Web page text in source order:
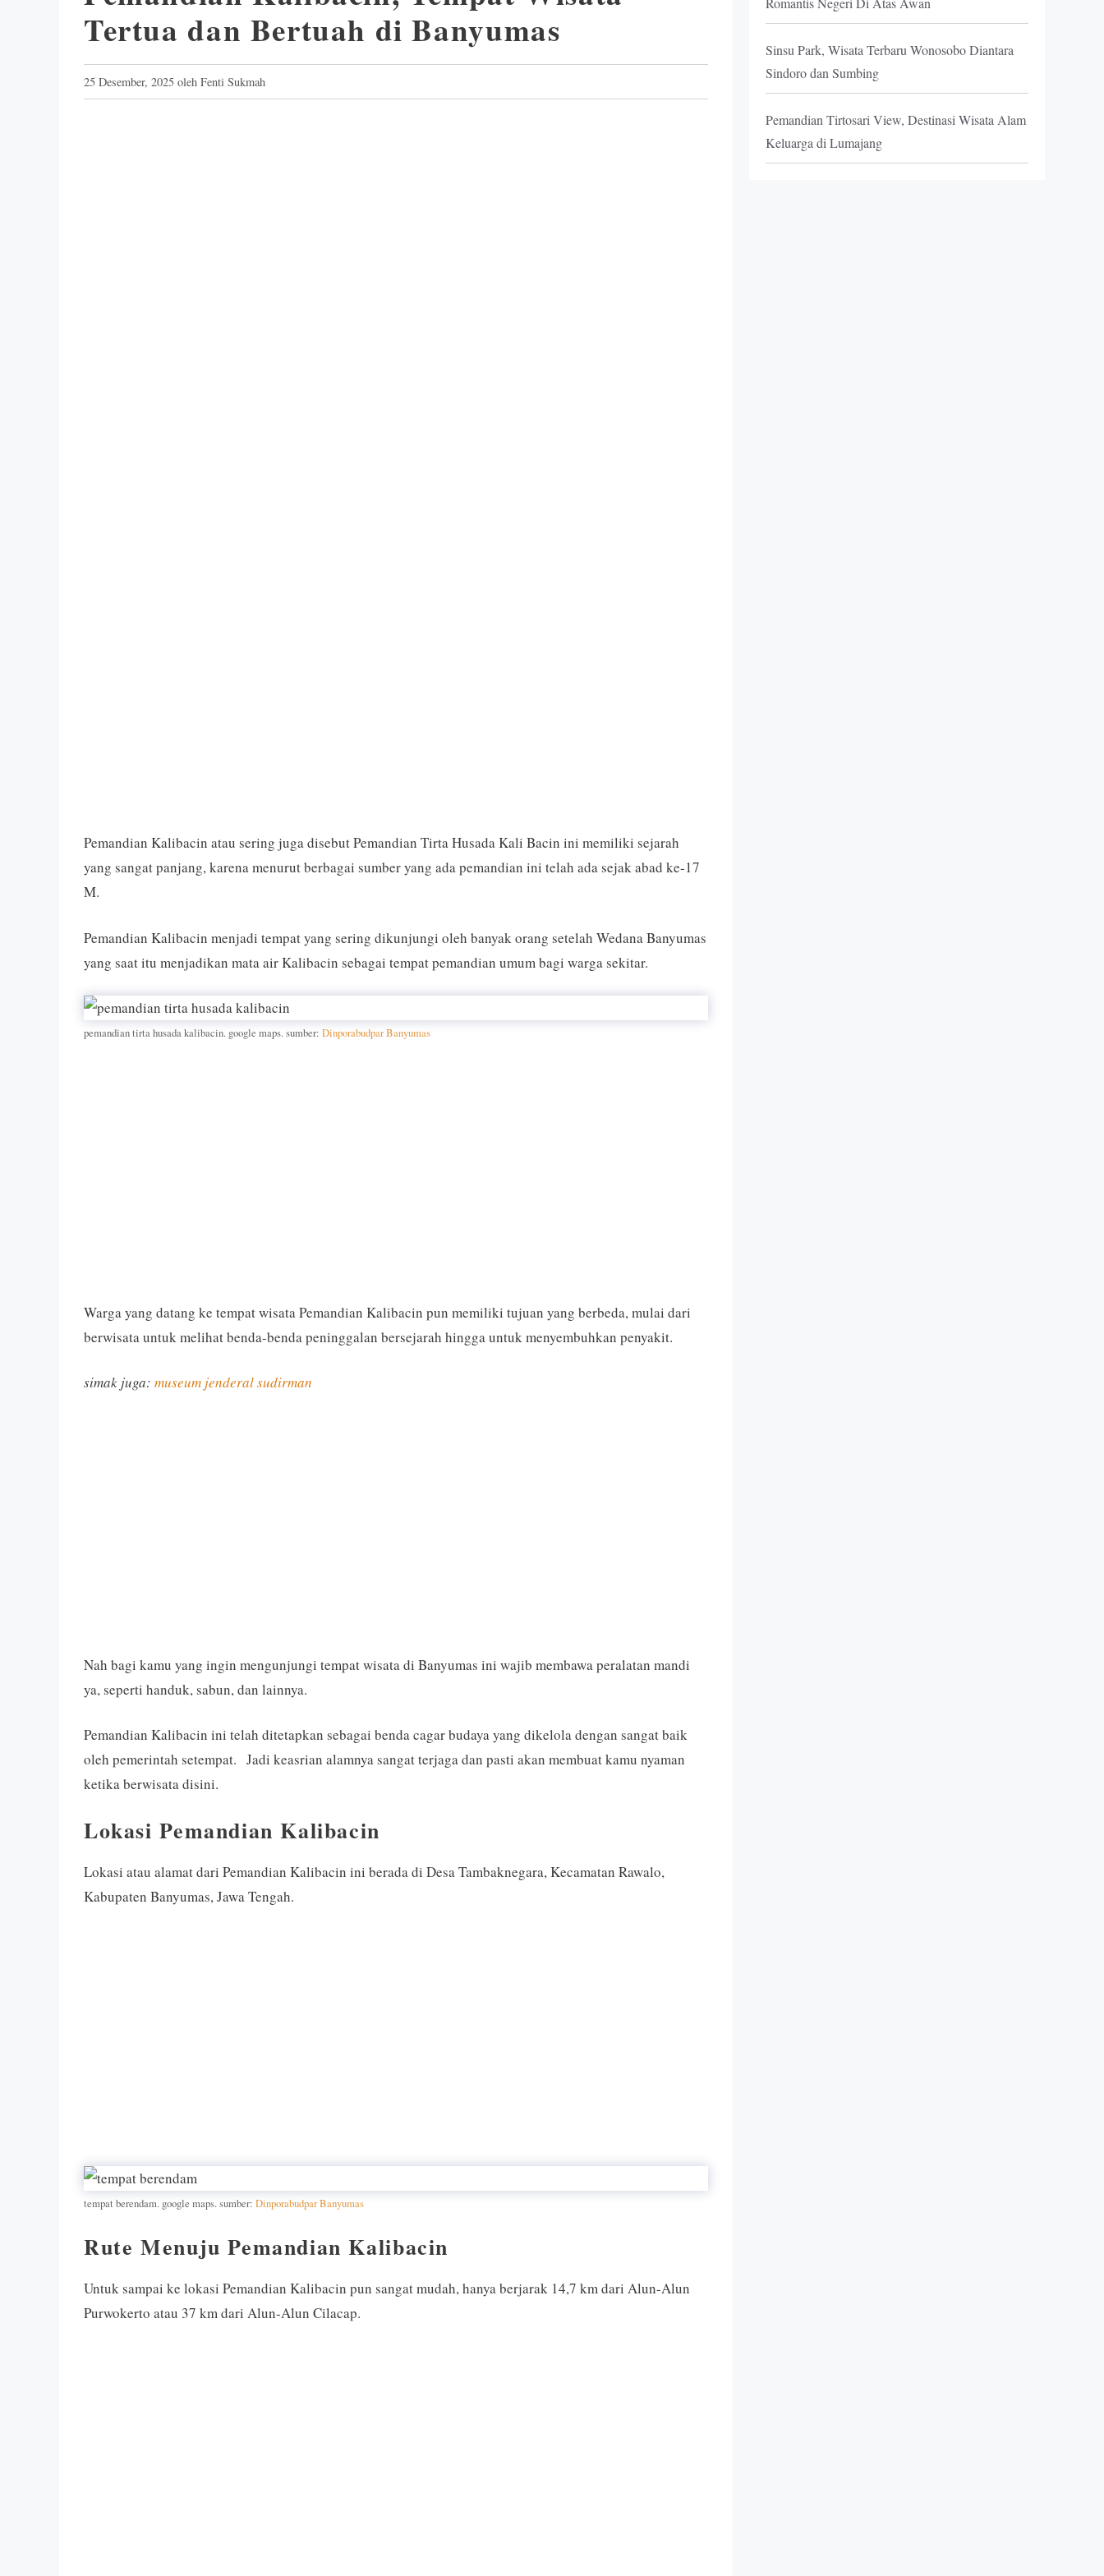
Tertua dan Bertuah di Banyumas
25 Desember, 2025 oleh Fenti Sukmah
Pemandian Kalibacin atau sering juga disebut Pemandian Tirta Husada Kali Bacin ini memiliki sejarah
yang sangat panjang, karena menurut berbagai sumber yang ada pemandian ini telah ada sejak abad ke-17
M.
Pemandian Kalibacin menjadi tempat yang sering dikunjungi oleh banyak orang setelah Wedana Banyumas
yang saat itu menjadikan mata air Kalibacin sebagai tempat pemandian umum bagi warga sekitar.
pemandian tirta husada kalibacin. google maps. sumber: Dinporabudpar Banyumas
Warga yang datang ke tempat wisata Pemandian Kalibacin pun memiliki tujuan yang berbeda, mulai dari
berwisata untuk melihat benda-benda peninggalan bersejarah hingga untuk menyembuhkan penyakit.
simak juga: museum jenderal sudirman
Nah bagi kamu yang ingin mengunjungi tempat wisata di Banyumas ini wajib membawa peralatan mandi
ya, seperti handuk, sabun, dan lainnya.
Pemandian Kalibacin ini telah ditetapkan sebagai benda cagar budaya yang dikelola dengan sangat baik
oleh pemerintah setempat. Jadi keasrian alamnya sangat terjaga dan pasti akan membuat kamu nyaman
ketika berwisata disini.
Lokasi Pemandian Kalibacin
Lokasi atau alamat dari Pemandian Kalibacin ini berada di Desa Tambaknegara, Kecamatan Rawalo,
Kabupaten Banyumas, Jawa Tengah.
tempat berendam. google maps. sumber: Dinporabudpar Banyumas
Rute Menuju Pemandian Kalibacin
Untuk sampai ke lokasi Pemandian Kalibacin pun sangat mudah, hanya berjarak 14,7 km dari Alun-Alun
Purwokerto atau 37 km dari Alun-Alun Cilacap.
Sinsu Park, Wisata Terbaru Wonosobo Diantara
Sindoro dan Sumbing
Pemandian Tirtosari View, Destinasi Wisata Alam
Keluarga di Lumajang